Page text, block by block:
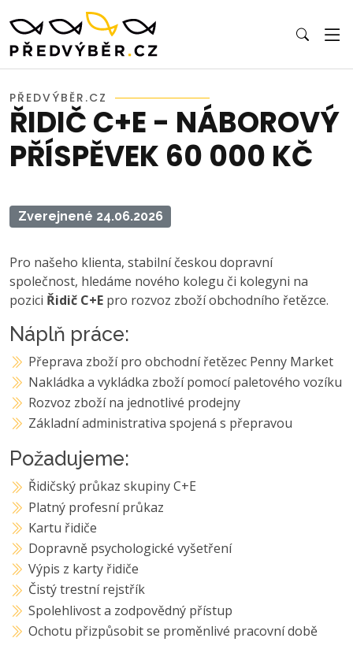
PŘEDVÝBĚR.CZ
ŘIDIČ C+E - NÁBOROVÝ
PŘÍSPĚVEK 60 000 KČ
Zverejnené 24.06.2026
Pro našeho klienta, stabilní českou dopravní
společnost, hledáme nového kolegu či kolegyni na
pozici Řidič C+E pro rozvoz zboží obchodního řetězce.
Náplň práce:
Přeprava zboží pro obchodní řetězec Penny Market
Nakládka a vykládka zboží pomocí paletového vozíku
Rozvoz zboží na jednotlivé prodejny
Základní administrativa spojená s přepravou
Požadujeme:
Řidičský průkaz skupiny C+E
Platný profesní průkaz
Kartu řidiče
Dopravně psychologické vyšetření
Výpis z karty řidiče
Čistý trestní rejstřík
Spolehlivost a zodpovědný přístup
Ochotu přizpůsobit se proměnlivé pracovní době